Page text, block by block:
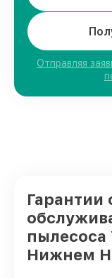
Отправляя
Гарантии
пылесоса
Нижнем